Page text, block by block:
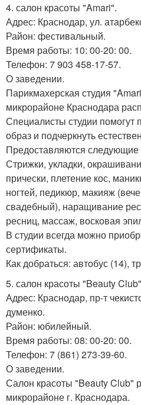
4. салон красоты "Amari".
Адрес: Краснодар, ул.
Район: фестивальный.
Время работы: 10: 00-20: 00.
Телефон: 7 903 458-17-57.
О заведении.
Парикмахерская студия
микрорайоне Краснодара
Специалисты студии помогут
образ и подчеркнуть
Предоставляются следующие
Стрижки, укладки,
прически, плетение кос,
ногтей, педикюр, макияж
свадебный), наращивание
ресниц, массаж, восковая
В студии всегда можно
сертификаты.
Как добраться: автобус (14),
5. салон красоты "Beauty
Адрес: Краснодар, пр-т
думенко.
Район: юбилейный.
Время работы: 08: 00-20: 00.
Телефон: 7 (861) 273-39-60.
О заведении.
Салон красоты "Beauty Club"
микрорайоне г. Краснодара.